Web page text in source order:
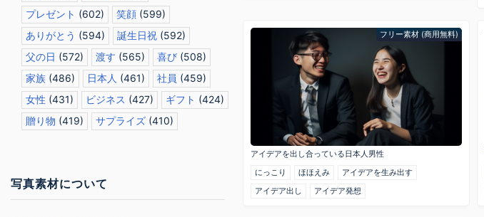
プレゼント (602) 笑顔 (599)
ありがとう (594) 誕生日祝 (592)
父の日 (572) 渡す (565) 喜び (508)
家族 (486) 日本人 (461) 社員 (459)
女性 (431) ビジネス (427) ギフト (424)
贈り物 (419) サプライズ (410)
写真素材について
フリー素材 (商用無料)
アイデアを出し合っている日本人男性
にっこり
ほほえみ
アイデアを生み出す
アイデア出し
アイデア発想